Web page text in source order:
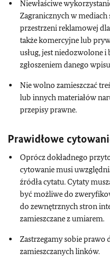
Niewłaściwe
Zagranicznych w mediach
przestrzeni reklamowej
także komercyjne lub
usług, jest niedozwolone
zgłoszeniem danego
Nie wolno zamieszczać
lub innych materiałów
przepisy prawne.
Prawidłowe
Oprócz dokładnego
cytowanie musi
źródła cytatu. Cytaty
być możliwe do
do zewnętrznych stron
zamieszczane z umiarem.
Zastrzegamy sobie
zamieszczanych linków.